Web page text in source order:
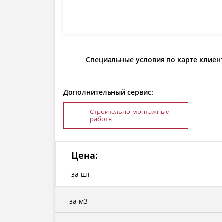
Специальные условия по карте
Дополнительный сервис:
Строительно-монтажные
работы
Цена:
за шт
за м3